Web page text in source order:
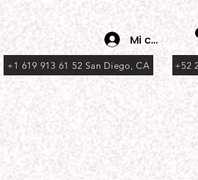
Mi cuenta
+1 619 913 61 52 San Diego, CA +52